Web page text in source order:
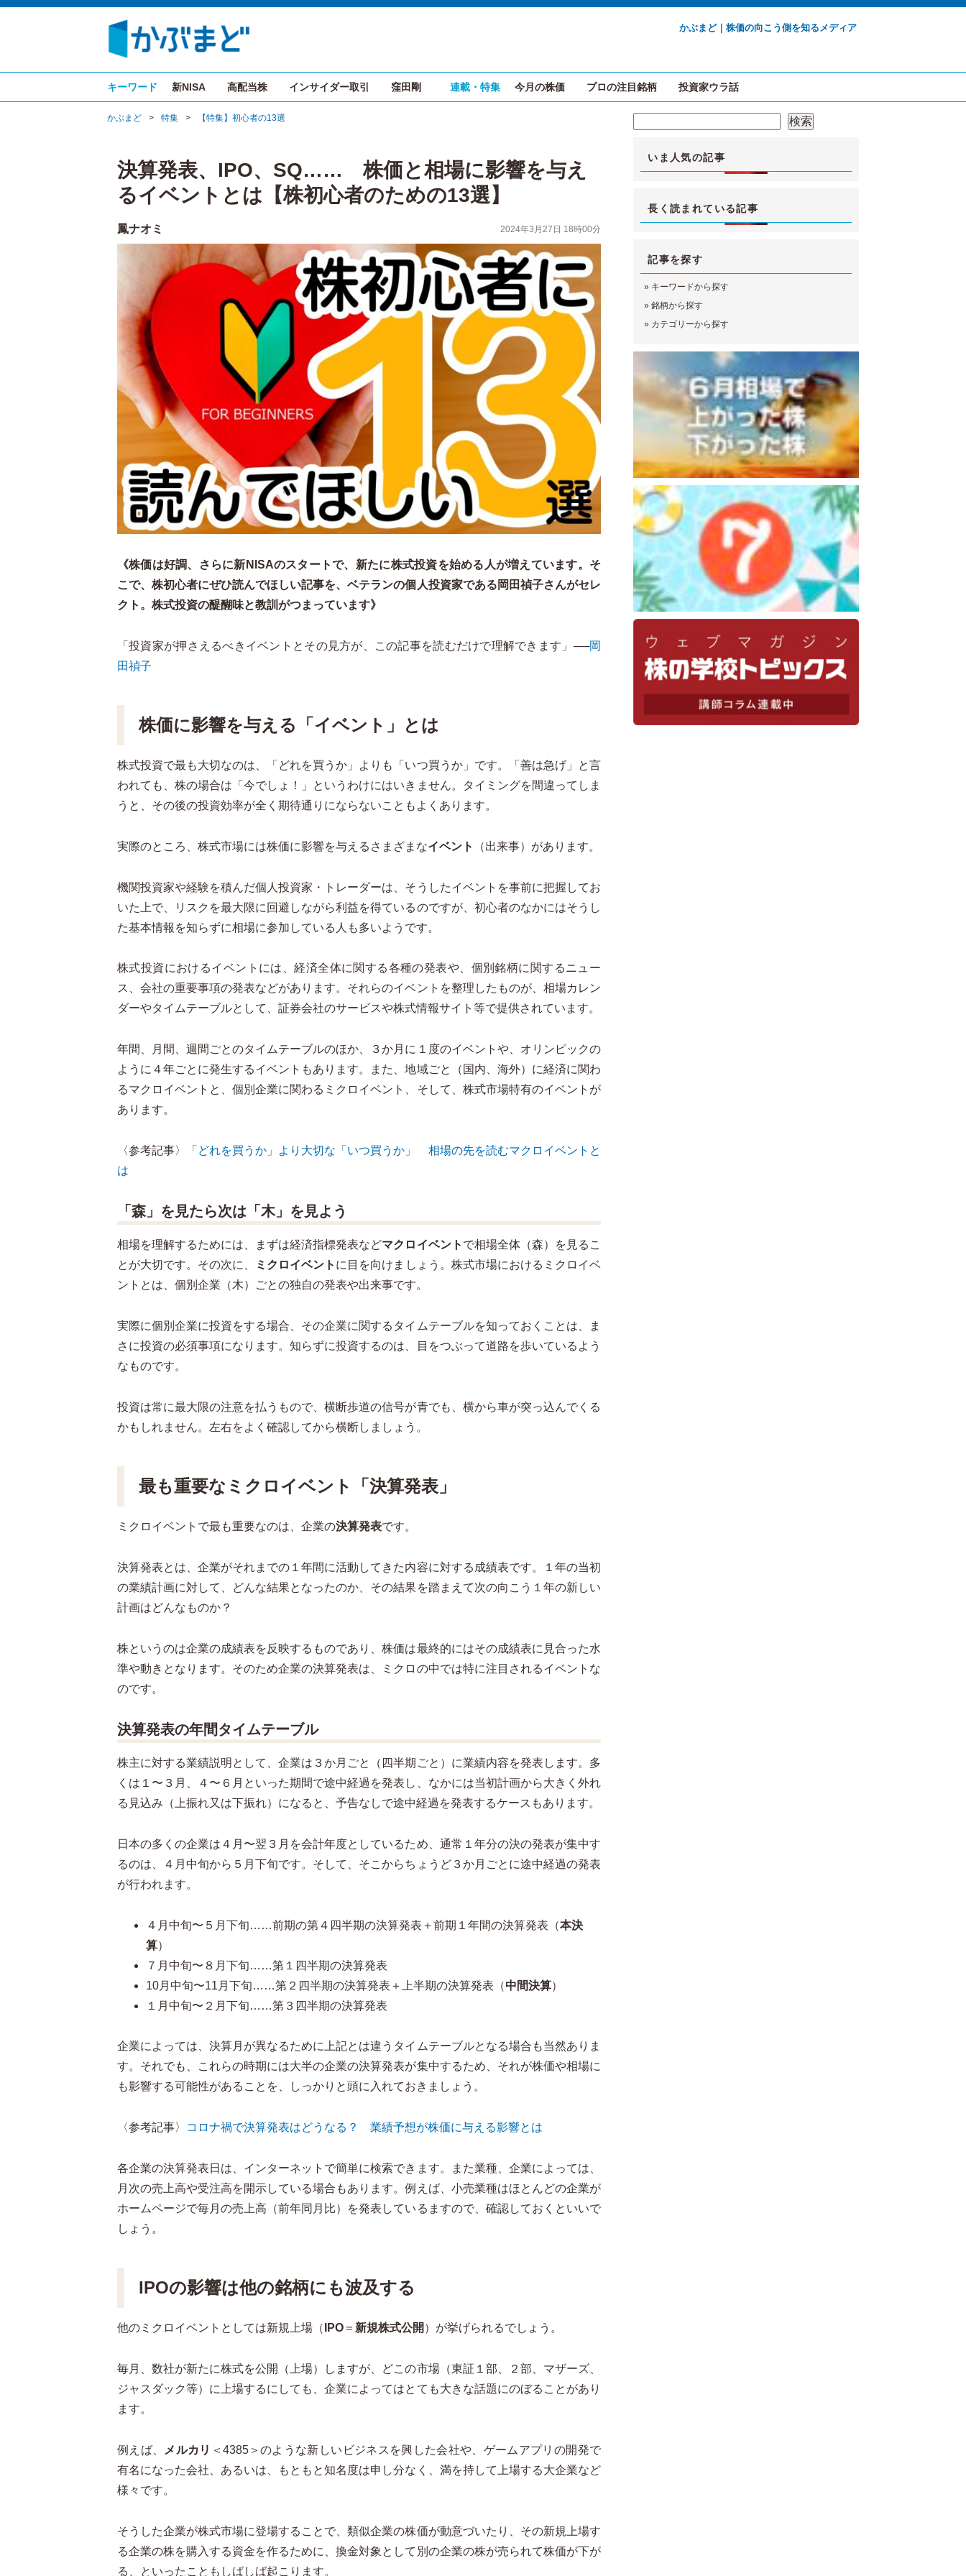
かぶまど｜株価の向こう側を知るメディア
キーワード 新NISA 高配当株 インサイダー取引 窪田剛 連載・特集 今月の株価 プロの注目銘柄 投資家ウラ話
かぶまど > 特集 > 【特集】初心者の13選
決算発表、IPO、SQ…… 株価と相場に影響を与え
るイベントとは【株初心者のための13選】
鳳ナオミ 2024年3月27日 18時00分
《株価は好調、さらに新NISAのスタートで、新たに株式投資を始める人が増えています。そ
こで、株初心者にぜひ読んでほしい記事を、ベテランの個人投資家である岡田禎子さんがセレ
クト。株式投資の醍醐味と教訓がつまっています》
「投資家が押さえるべきイベントとその見方が、この記事を読むだけで理解できます」──岡
田禎子
株価に影響を与える「イベント」とは
株式投資で最も大切なのは、「どれを買うか」よりも「いつ買うか」です。「善は急げ」と言
われても、株の場合は「今でしょ！」というわけにはいきません。タイミングを間違ってしま
うと、その後の投資効率が全く期待通りにならないこともよくあります。
実際のところ、株式市場には株価に影響を与えるさまざまなイベント （出来事）があります。
機関投資家や経験を積んだ個人投資家・トレーダーは、そうしたイベントを事前に把握してお
いた上で、リスクを最大限に回避しながら利益を得ているのですが、初心者のなかにはそうし
た基本情報を知らずに相場に参加している人も多いようです。
株式投資におけるイベントには、経済全体に関する各種の発表や、個別銘柄に関するニュー
ス、会社の重要事項の発表などがあります。それらのイベントを整理したものが、相場カレン
ダーやタイムテーブルとして、証券会社のサービスや株式情報サイト等で提供されています。
年間、月間、週間ごとのタイムテーブルのほか、３か月に１度のイベントや、オリンピックの
ように４年ごとに発生するイベントもあります。また、地域ごと（国内、海外）に経済に関わ
るマクロイベントと、個別企業に関わるミクロイベント、そして、株式市場特有のイベントが
あります。
〈参考記事〉
「どれを買うか」より大切な「いつ買うか」 相場の先を読むマクロイベントと
は
「森」を見たら次は「木」を見よう
相場を理解するためには、まずは経済指標発表などマクロイベント で相場全体（森）を見るこ
とが大切です。その次に、
ミクロイベント に目を向けましょう。株式市場におけるミクロイベ
ントとは、個別企業（木）ごとの独自の発表や出来事です。
実際に個別企業に投資をする場合、その企業に関するタイムテーブルを知っておくことは、ま
さに投資の必須事項になります。知らずに投資するのは、目をつぶって道路を歩いているよう
なものです。
投資は常に最大限の注意を払うもので、横断歩道の信号が青でも、横から車が突っ込んでくる
かもしれません。左右をよく確認してから横断しましょう。
最も重要なミクロイベント「決算発表」
ミクロイベントで最も重要なのは、企業の決算発表です。
決算発表とは、企業がそれまでの１年間に活動してきた内容に対する成績表です。１年の当初
の業績計画に対して、どんな結果となったのか、その結果を踏まえて次の向こう１年の新しい
計画はどんなものか？
株というのは企業の成績表を反映するものであり、株価は最終的にはその成績表に見合った水
準や動きとなります。そのため企業の決算発表は、ミクロの中では特に注目されるイベントな
のです。
決算発表の年間タイムテーブル
株主に対する業績説明として、企業は３か月ごと（四半期ごと）に業績内容を発表します。多
くは１〜３月、４〜６月といった期間で途中経過を発表し、なかには当初計画から大きく外れ
る見込み（上振れ又は下振れ）になると、予告なしで途中経過を発表するケースもあります。
日本の多くの企業は４月〜翌３月を会計年度としているため、通常１年分の決の発表が集中す
るのは、４月中旬から５月下旬です。そして、そこからちょうど３か月ごとに途中経過の発表
が行われます。
４月中旬〜５月下旬……前期の第４四半期の決算発表＋前期１年間の決算発表（本決
算）
７月中旬〜８月下旬……第１四半期の決算発表
10月中旬〜11月下旬……第２四半期の決算発表＋上半期の決算発表（中間決算）
１月中旬〜２月下旬……第３四半期の決算発表
企業によっては、決算月が異なるために上記とは違うタイムテーブルとなる場合も当然ありま
す。それでも、これらの時期には大半の企業の決算発表が集中するため、それが株価や相場に
も影響する可能性があることを、しっかりと頭に入れておきましょう。
〈参考記事〉 コロナ禍で決算発表はどうなる？ 業績予想が株価に与える影響とは
各企業の決算発表日は、インターネットで簡単に検索できます。また業種、企業によっては、
月次の売上高や受注高を開示している場合もあります。例えば、小売業種はほとんどの企業が
ホームページで毎月の売上高（前年同月比）を発表しているますので、確認しておくといいで
しょう。
IPOの影響は他の銘柄にも波及する
他のミクロイベントとしては新規上場（ IPO＝ 新規株式公開 ）が挙げられるでしょう。
毎月、数社が新たに株式を公開（上場）しますが、どこの市場（東証１部、２部、マザーズ、
ジャスダック等）に上場するにしても、企業によってはとても大きな話題にのぼることがあり
ます。
例えば、 メルカリ ＜4385＞のような新しいビジネスを興した会社や、ゲームアプリの開発で
有名になった会社、あるいは、もともと知名度は申し分なく、満を持して上場する大企業など
様々です。
そうした企業が株式市場に登場することで、類似企業の株価が動意づいたり、その新規上場す
る企業の株を購入する資金を作るために、換金対象として別の企業の株が売られて株価が下が
る、といったこともしばしば起こります。
検索
いま人気の記事
長く読まれている記事
記事を探す
» キーワードから探す
»銘柄から探す
» カテゴリーから探す